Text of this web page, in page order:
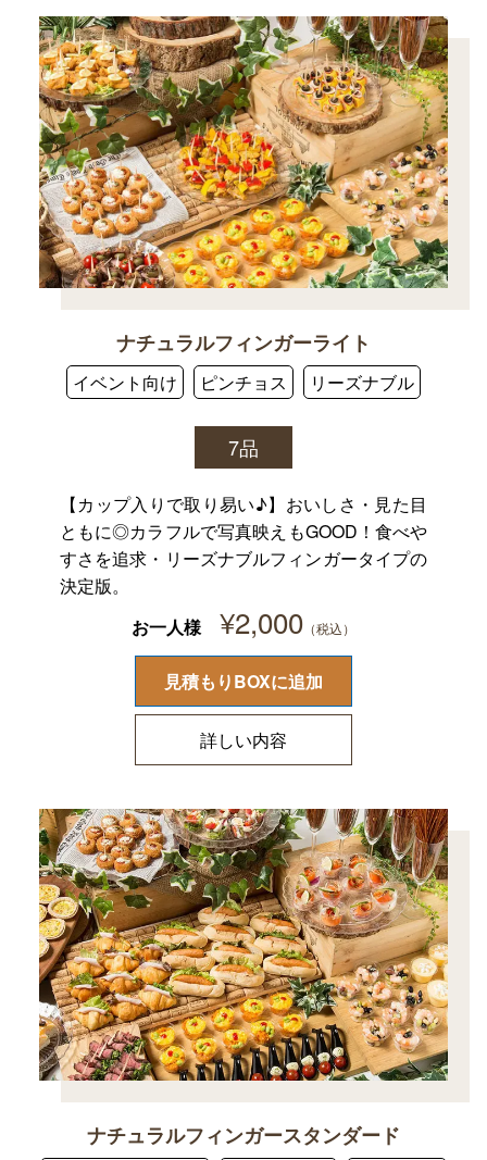
ナチュラルフィンガーライト
イベント向け ピンチョス リーズナブル
7品
【カップ入りで取り易い♪】おいしさ・見た目
ともに◎カラフルで写真映えもGOOD！食べや
すさを追求・リーズナブルフィンガータイプの
決定版。
お一人様
¥2,000
詳しい内容
見積もりBOXに追加
ナチュラルフィンガースタンダード